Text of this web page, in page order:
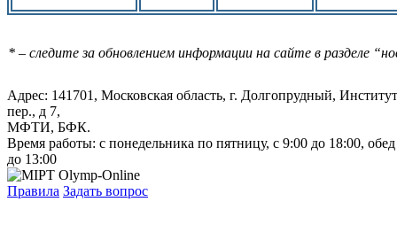
* – следите за обновлением информации на сайте в разделе
Адрес: 141701, Московская область, г. Долгопрудный,
пер., д 7,
МФТИ, БФК.
Время работы: с понедельника по пятницу, с 9:00 до 18:00,
до 13:00
Правила Задать вопрос